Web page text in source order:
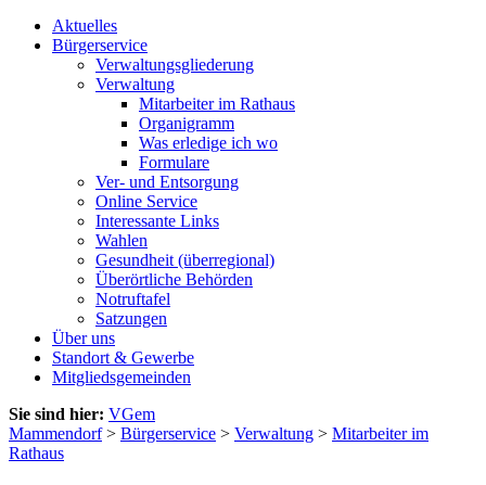
Aktuelles
Bürgerservice
Verwaltungsgliederung
Verwaltung
Mitarbeiter im Rathaus
Organigramm
Was erledige ich wo
Formulare
Ver- und Entsorgung
Online Service
Interessante Links
Wahlen
Gesundheit (überregional)
Überörtliche Behörden
Notruftafel
Satzungen
Über uns
Standort & Gewerbe
Mitgliedsgemeinden
Sie sind hier: VGem
Mammendorf> Bürgerservice > Verwaltung > Mitarbeiter im
Rathaus